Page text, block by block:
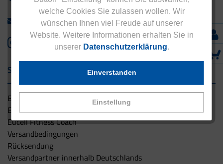
welche Cookies Sie zulassen wollen. Wir
wünschen Ihnen viel Freude auf unserer
Website. Weitere Informationen erhalten Sie in
unserer Datenschutzerklärung.
Einstellung
Einverstanden
info@eucell.de
Service & Versand
Eucell Gesundheitsservice
Eucell Ernährungscoach
Eucell Fitness Coach
Versandbedingungen
Rücksendung
Versandpartner innerhalb Deutschlands